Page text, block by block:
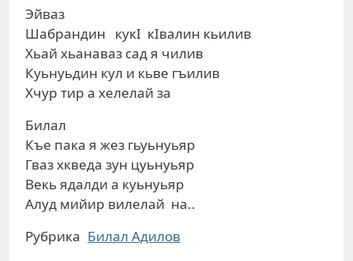
Эйваз
Шабрандин кукI кIвалин кьилив
Хьай хьанаваз сад я чилив
Куьнуьдин кул и кьве гъилив
Хчур тир а хелелай за
Билал
Къе пака я жез гьуьнуьяр
Гваз хкведа зун цуьнуьяр
Векь ядалди а куьнуьяр
Алуд мийир вилелай на..
Рубрика Билал Адилов